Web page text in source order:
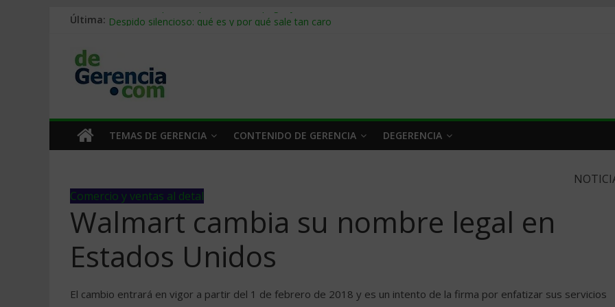
Última: Stablecoins para empresas: cómo pagar y cobrar en 2026
Trabajo forzoso en la cadena de suministro: qué hacer
Mercado hispano de EE. UU.: cómo segmentarlo y venderle
TEMAS DE GERENCIA CONTENIDO DE GERENCIA DEGERENCIA
Comercio y ventas al detal
Walmart cambia su nombre legal en
Estados Unidos
El cambio entrará en vigor a partir del 1 de febrero de 2018 y es un intento de la firma por enfatizar sus servicios